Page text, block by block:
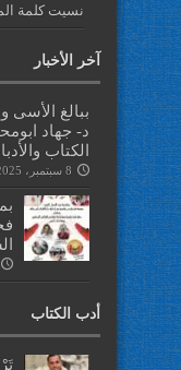
نسيت كلمة
آخر الأخبار
ببالغ
د- جهاد
الكتاب
8 سبتمبر، 2025
أدب الكتاب